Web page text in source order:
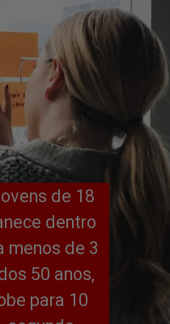
de 18
dentro
menos de 3
50 anos,
para 10